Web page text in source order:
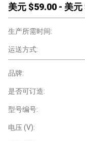
美元 $59.00 - 美元
生产所需时间:
运送方式:
品牌:
是否可订造:
型号编号:
电压 (V):